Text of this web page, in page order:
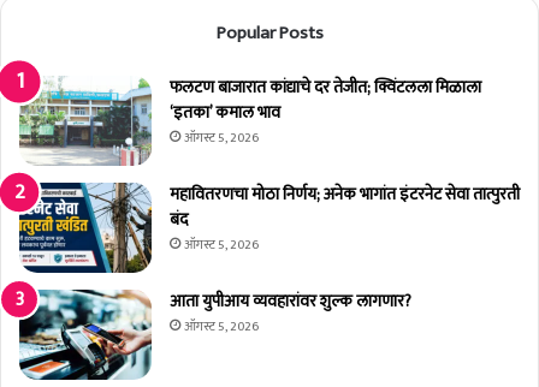
व
र्त
न
सु
रू
र्थि
वा
व
र
व
डू
ज
ये
थे
शा
स
की
य
Popular Posts
फलटण बाजारात कांद्याचे दर तेजीत; क्विंटलला मिळाला
‘इतका’ कमाल भाव
ऑगस्ट 5, 2026
महावितरणचा मोठा निर्णय; अनेक भागांत इंटरनेट सेवा तात्पुरती
बंद
ऑगस्ट 5, 2026
आता युपीआय व्यवहारांवर शुल्क लागणार?
ऑगस्ट 5, 2026